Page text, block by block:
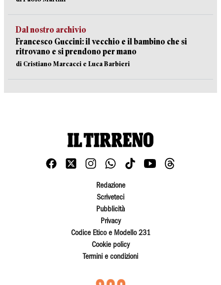
Dal nostro archivio
Francesco Guccini: il vecchio e il bambino che si
ritrovano e si prendono per mano
di Cristiano Marcacci e Luca Barbieri
Redazione
Scriveteci
Pubblicità
Privacy
Codice Etico e Modello 231
Cookie policy
Termini e condizioni